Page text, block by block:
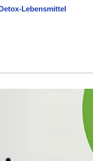
Lebensmittel